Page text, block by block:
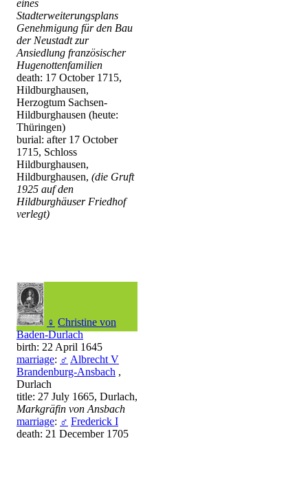
eines
Stadterweiterungsplans
Genehmigung für den Bau
der Neustadt zur
Ansiedlung französischer
Hugenottenfamilien
death: 17 October 1715,
Hildburghausen,
Herzogtum Sachsen-
Hildburghausen (heute:
Thüringen)
burial: after 17 October
1715, Schloss
Hildburghausen,
Hildburghausen, (die Gruft
1925 auf den
Hildburghäuser Friedhof
verlegt)
♀ Christine von
Baden-Durlach
birth: 22 April 1645
marriage: ♂ Albrecht V
Brandenburg-Ansbach ,
Durlach
title: 27 July 1665, Durlach,
Markgräfin von Ansbach
marriage: ♂ Frederick I
death: 21 December 1705